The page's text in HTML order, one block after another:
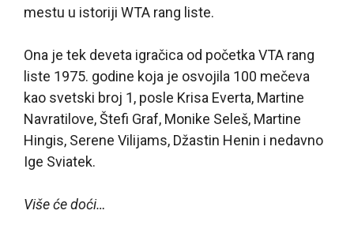
mestu u istoriji WTA rang liste.
Ona je tek deveta igračica od početka VTA rang
liste 1975. godine koja je osvojila 100 mečeva
kao svetski broj 1, posle Krisa Everta, Martine
Navratilove, Štefi Graf, Monike Seleš, Martine
Hingis, Serene Vilijams, Džastin Henin i nedavno
Ige Sviatek.
Više će doći…